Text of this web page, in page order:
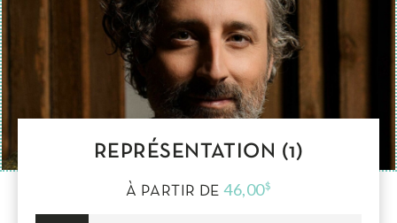
REPRÉSENTATION (1)
À PARTIR DE46,00$